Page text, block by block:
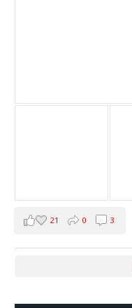
21 0 3